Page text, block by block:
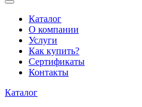
Каталог
О компании
Услуги
Как купить?
Сертификаты
Контакты
Каталог